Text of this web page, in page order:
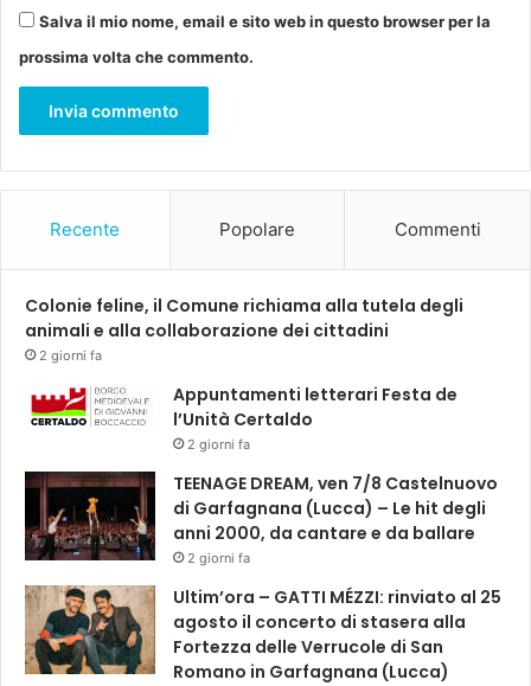
D
L
C
E
M
U
D
C
A
D
Z
O
N
Salva il mio nome, email e sito web in questo browser per la
prossima volta che commento.
Recente Popolare Commenti
Colonie feline, il Comune richiama alla tutela degli
animali e alla collaborazione dei cittadini
2 giorni fa
Appuntamenti letterari Festa de
l’Unità Certaldo
2 giorni fa
TEENAGE DREAM, ven 7/8 Castelnuovo
di Garfagnana (Lucca) – Le hit degli
anni 2000, da cantare e da ballare
2 giorni fa
Ultim’ora – GATTI MÉZZI: rinviato al 25
agosto il concerto di stasera alla
Fortezza delle Verrucole di San
Romano in Garfagnana (Lucca)